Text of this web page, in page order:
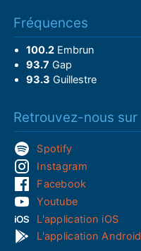
Fréquences
100.2Embrun
93.7 Gap
93.3 Guillestre
Retrouvez-nous sur
Spotify
Instagram
Facebook
Youtube
L'application iOS
L'application Android